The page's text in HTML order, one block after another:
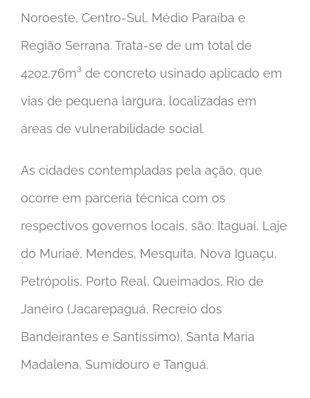
Noroeste, Centro-Sul, Médio Paraíba e
Região Serrana. Trata-se de um total de
4202,76m³ de concreto usinado aplicado em
vias de pequena largura, localizadas em
áreas de vulnerabilidade social.
As cidades contempladas pela ação, que
ocorre em parceria técnica com os
respectivos governos locais, são: Itaguaí, Laje
do Muriaé, Mendes, Mesquita, Nova Iguaçu,
Petrópolis, Porto Real, Queimados, Rio de
Janeiro (Jacarepaguá, Recreio dos
Bandeirantes e Santíssimo), Santa Maria
Madalena, Sumidouro e Tanguá.